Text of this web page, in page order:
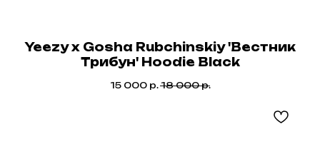
Yeezy x Gosha Rubchinskiy 'Вестник
Трибун' Hoodie Black
15 000 р. 18 000 р.